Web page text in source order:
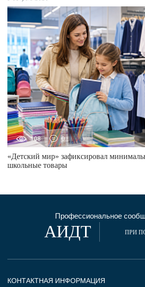
108 0
«Детский мир» зафиксировал
школьные товары
Профессиональное
АИДТ ПРИ
КОНТАКТНАЯ ИНФОРМАЦИЯ